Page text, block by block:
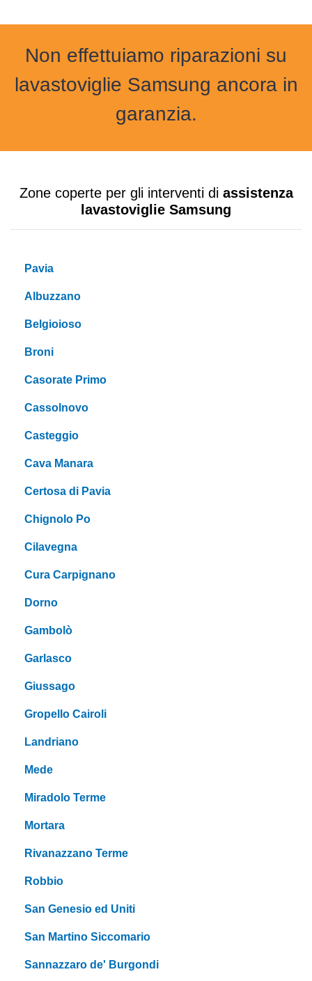
Non effettuiamo riparazioni su
lavastoviglie Samsung ancora in
garanzia.
Zone coperte per gli interventi di assistenza
lavastoviglie Samsung
Pavia
Albuzzano
Belgioioso
Broni
Casorate Primo
Cassolnovo
Casteggio
Cava Manara
Certosa di Pavia
Chignolo Po
Cilavegna
Cura Carpignano
Dorno
Gambolò
Garlasco
Giussago
Gropello Cairoli
Landriano
Mede
Miradolo Terme
Mortara
Rivanazzano Terme
Robbio
San Genesio ed Uniti
San Martino Siccomario
Sannazzaro de' Burgondi